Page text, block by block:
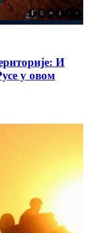
И
у овом